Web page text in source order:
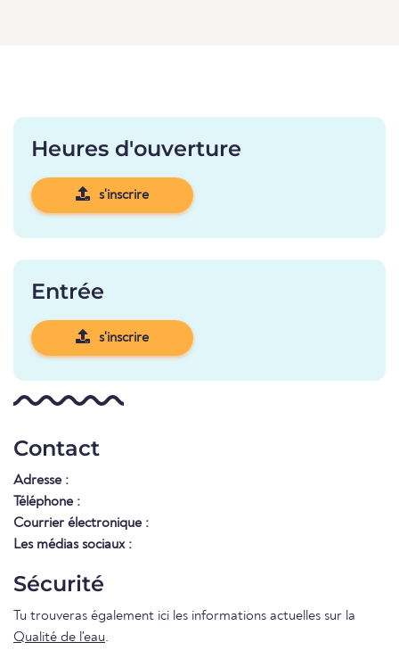
Heures d'ouverture
s'inscrire
Entrée
s'inscrire
Contact
Adresse :
Téléphone :
Courrier électronique :
Les médias sociaux :
Sécurité
Tu trouveras également ici les informations actuelles sur la
Qualité de l'eau.